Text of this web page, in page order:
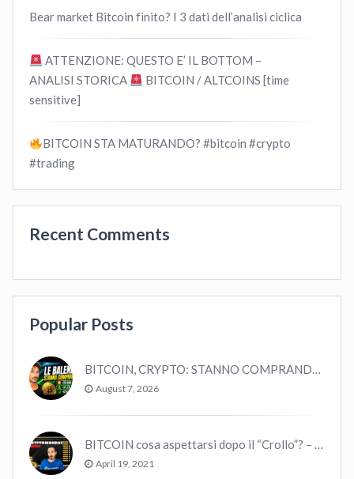
Bear market Bitcoin finito? I 3 dati dell’analisi ciclica
ATTENZIONE: QUESTO E’ IL BOTTOM –
ANALISI STORICA
BITCOIN / ALTCOINS [time
sensitive]
BITCOIN STA MATURANDO? #bitcoin #crypto
#trading
Recent Comments
Popular Posts
BITCOIN, CRYPTO: STANNO COMPRANDO TUTTI (GUARDA QUESTI DATI), EPPURE…
August 7, 2026
BITCOIN cosa aspettarsi dopo il “Crollo”? – CryptoMonday NEWS w16/’21
April 19, 2021